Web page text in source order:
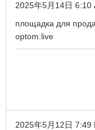
2025年5月14日 6:10
площадка для
optom.live
2025年5月12日 7:49